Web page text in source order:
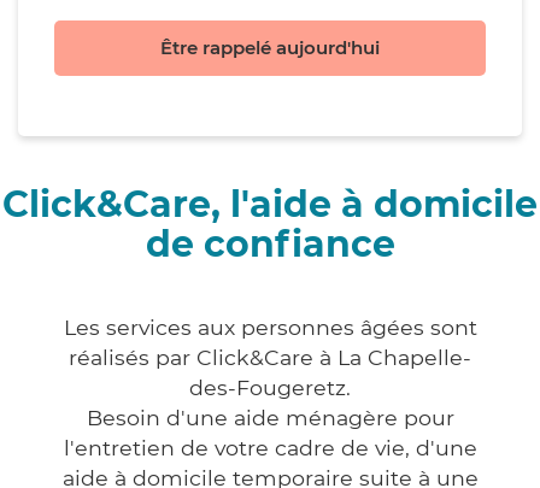
Être rappelé aujourd'hui
Click&Care, l'aide à domicile
de confiance
Les services aux personnes âgées sont
réalisés par Click&Care à La Chapelle-
des-Fougeretz.
Besoin d'une aide ménagère pour
l'entretien de votre cadre de vie, d'une
aide à domicile temporaire suite à une